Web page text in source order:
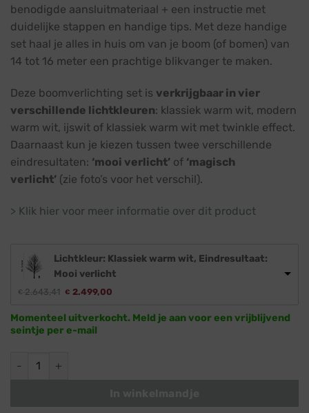
benodigde aansluitmateriaal + een instructie met
duidelijke stappen en handige tips. Met deze handige
set haal je alles in huis om van je boom (of bomen) van
14 tot 16 meter een prachtige blikvanger te maken.
Deze boomverlichting set is verkrijgbaar in vier
verschillende lichtkleuren: klassiek warm wit, modern
warm wit, ijswit of klassiek warm wit met twinkle effect.
Daarnaast kun je kiezen tussen twee verschillende
eindresultaten: ‘mooi verlicht’ of ‘magisch
verlicht’ (zie foto’s voor het verschil).
> Klik hier voor meer informatie over dit product
Lichtkleur: Klassiek warm wit, Eindresultaat:
Mooi verlicht
€ 2.643,41 Oorspronkelijke
was:
€ 2.643,41.
€ 2.499,00Huidige
is:
€ 2.499,00.
Momenteel uitverkocht. Meld je aan voor een vrijblijvend
seintje per e-mail
Boomverlichting voordeelset · Bomen van 14 tot 16 meter